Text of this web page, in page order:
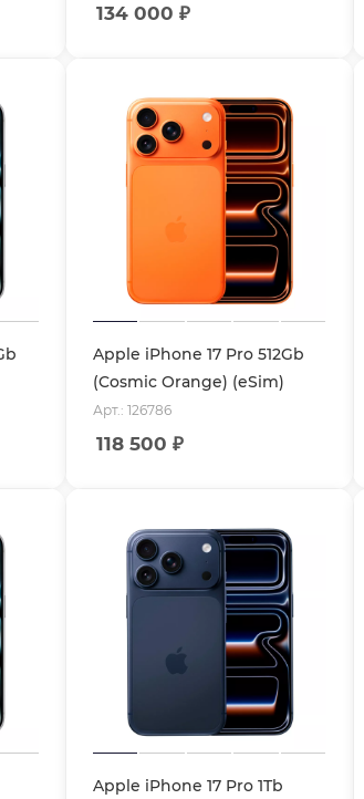
134 000 ₽
Apple iPhone 17 Pro 512Gb
(Cosmic Orange) (eSim)
Арт.: 126786
118 500 ₽
Apple iPhone 17 Pro 1Tb